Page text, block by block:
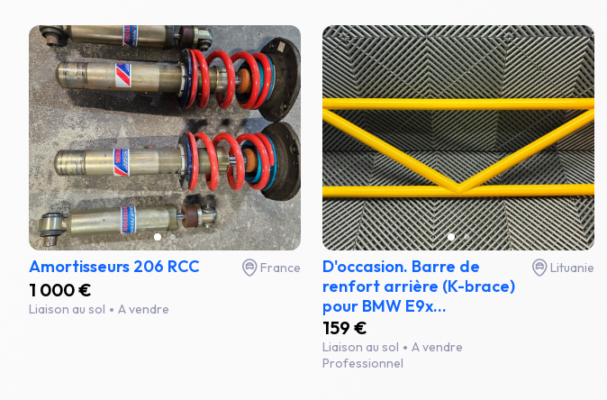
Amortisseurs 206 RCC France
1 000 €
Liaison au sol A vendre
D'occasion. Barre de
renfort arrière (K-brace)
pour BMW E9x...
Lituanie
159 €
Liaison au sol
A vendre
Professionnel